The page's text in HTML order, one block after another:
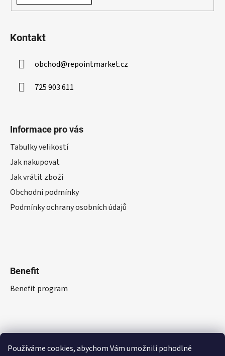
Používáme cookies, abychom Vám umožnili pohodlné
i
Kontakt
obchod@repointmarket.cz
725 903 611
Informace pro vás
Tabulky velikostí
Jak nakupovat
Jak vrátit zboží
Obchodní podmínky
Podmínky ochrany osobních údajů
Benefit
Benefit program